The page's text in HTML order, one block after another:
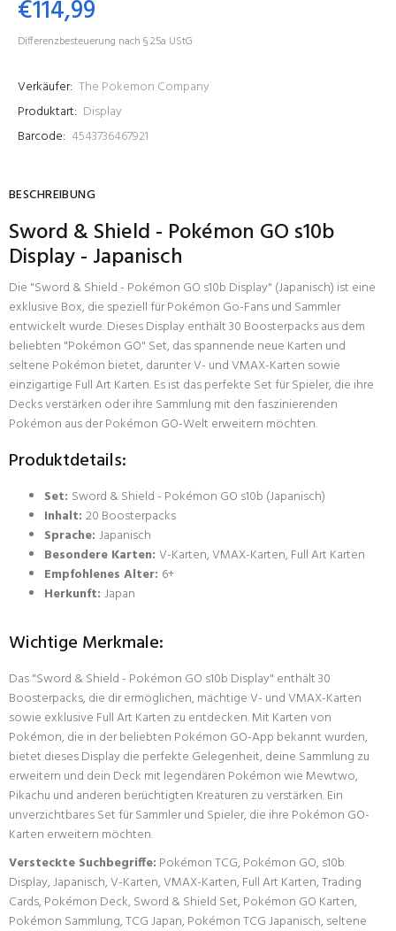
€114,99
Differenzbesteuerung nach § 25a UStG
Verkäufer: The Pokemon Company
Produktart: Display
Barcode: 4543736467921
BESCHREIBUNG
Sword & Shield - Pokémon GO s10b
Display - Japanisch
Die "Sword & Shield - Pokémon GO s10b Display" (Japanisch) ist eine
exklusive Box, die speziell für Pokémon Go-Fans und Sammler
entwickelt wurde. Dieses Display enthält 30 Boosterpacks aus dem
beliebten "Pokémon GO" Set, das spannende neue Karten und
seltene Pokémon bietet, darunter V- und VMAX-Karten sowie
einzigartige Full Art Karten. Es ist das perfekte Set für Spieler, die ihre
Decks verstärken oder ihre Sammlung mit den faszinierenden
Pokémon aus der Pokémon GO-Welt erweitern möchten.
Produktdetails:
Set: Sword & Shield - Pokémon GO s10b (Japanisch)
Inhalt: 20 Boosterpacks
Sprache: Japanisch
Besondere Karten: V-Karten, VMAX-Karten, Full Art Karten
Empfohlenes Alter: 6+
Herkunft: Japan
Wichtige Merkmale:
Das "Sword & Shield - Pokémon GO s10b Display" enthält 30
Boosterpacks, die dir ermöglichen, mächtige V- und VMAX-Karten
sowie exklusive Full Art Karten zu entdecken. Mit Karten von
Pokémon, die in der beliebten Pokémon GO-App bekannt wurden,
bietet dieses Display die perfekte Gelegenheit, deine Sammlung zu
erweitern und dein Deck mit legendären Pokémon wie Mewtwo,
Pikachu und anderen berüchtigten Kreaturen zu verstärken. Ein
unverzichtbares Set für Sammler und Spieler, die ihre Pokémon GO-
Karten erweitern möchten.
Versteckte Suchbegriffe: Pokémon TCG, Pokémon GO, s10b
Display, Japanisch, V-Karten, VMAX-Karten, Full Art Karten, Trading
Cards, Pokémon Deck, Sword & Shield Set, Pokémon GO Karten,
Pokémon Sammlung, TCG Japan, Pokémon TCG Japanisch, seltene